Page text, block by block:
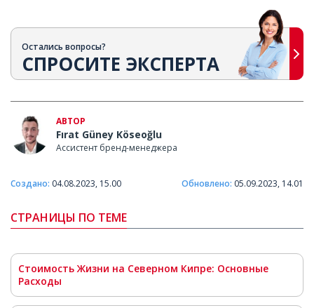
Остались вопросы?
СПРОСИТЕ ЭКСПЕРТА
АВТОР
Fırat Güney Köseoğlu
Ассистент бренд-менеджера
Создано: 04.08.2023, 15.00 Обновлено: 05.09.2023, 14.01
СТРАНИЦЫ ПО ТЕМЕ
Стоимость Жизни на Северном Кипре: Основные
Расходы